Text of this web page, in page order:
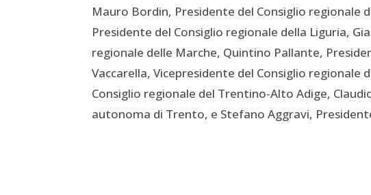
Mauro Bordin, Presidente del Consiglio regionale
Presidente del Consiglio regionale della Liguria,
regionale delle Marche, Quintino Pallante,
Vaccarella, Vicepresidente del Consiglio regionale
Consiglio regionale del Trentino-Alto Adige,
autonoma di Trento, e Stefano Aggravi,